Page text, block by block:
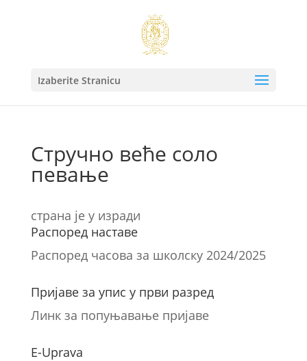
Izaberite Stranicu
Стручно веће соло
певање
страна је у изради
Распоред наставе
Распоред часова за школску 2024/2025
Пријаве за упис у први разред
Линк за попуњавање пријаве
E-Uprava